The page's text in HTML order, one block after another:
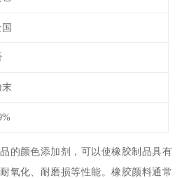
末
的颜色添加剂，可以使橡胶制品具有
氧化、耐磨损等性能。橡胶颜料通常